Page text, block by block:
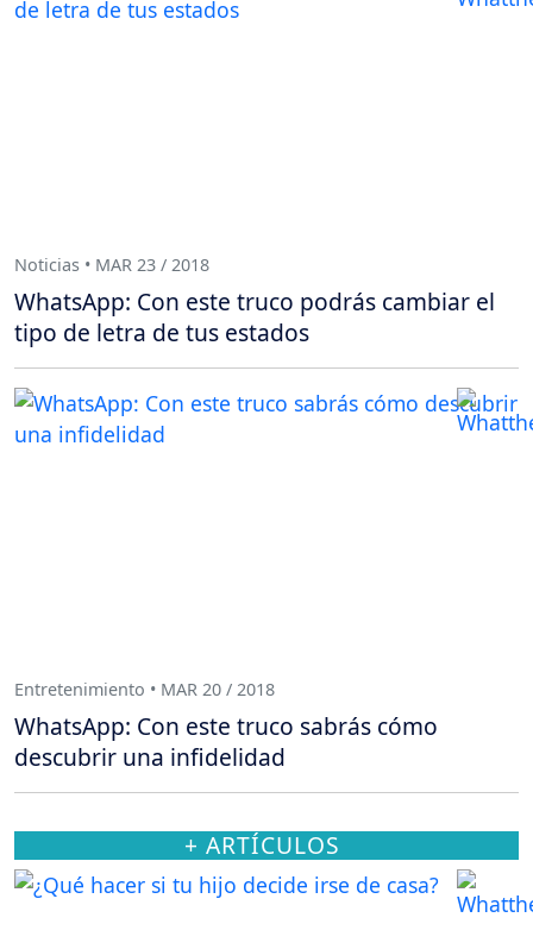
Noticias • MAR 23 / 2018
WhatsApp: Con este truco podrás cambiar el
tipo de letra de tus estados
Entretenimiento • MAR 20 / 2018
WhatsApp: Con este truco sabrás cómo
descubrir una infidelidad
+ ARTÍCULOS